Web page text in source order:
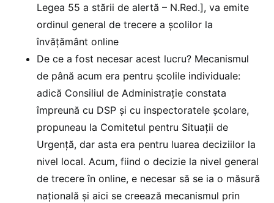
Legea 55 a stării de alertă – N.Red.], va emite
ordinul general de trecere a școlilor la
învățământ online
De ce a fost necesar acest lucru? Mecanismul
de până acum era pentru școlile individuale:
adică Consiliul de Administrație constata
împreună cu DSP și cu inspectoratele școlare,
propuneau la Comitetul pentru Situații de
Urgență, dar asta era pentru luarea deciziilor la
nivel local. Acum, fiind o decizie la nivel general
de trecere în online, e necesar să se ia o măsură
națională și aici se creează mecanismul prin